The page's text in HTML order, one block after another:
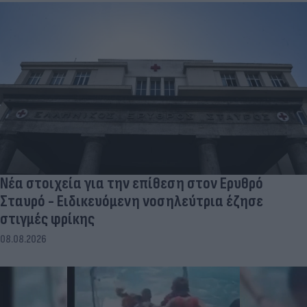
Νέα στοιχεία για την επίθεση στον Ερυθρό
Σταυρό - Ειδικευόμενη νοσηλεύτρια έζησε
στιγμές φρίκης
08.08.2026